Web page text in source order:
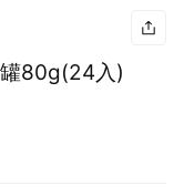
罐80g(24入)